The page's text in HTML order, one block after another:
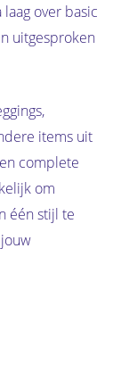
over basic
uitgesproken
items uit
complete
om
één stijl te